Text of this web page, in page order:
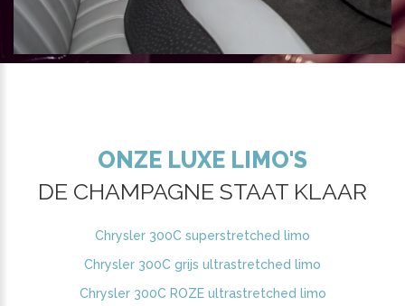
ONZE LUXE LIMO'S
DE CHAMPAGNE STAAT KLAAR
Chrysler 300C superstretched limo
Chrysler 300C grijs ultrastretched limo
Chrysler 300C ROZE ultrastretched limo